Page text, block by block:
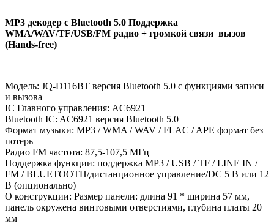
MP3 декодер с Bluetooth 5.0 Поддержка
WMA/WAV/TF/USB/FM радио + громкой связи вызов
(Hands-free)
Модель: JQ-D116BT версия Bluetooth 5.0 с функциями записи
и вызова
IC Главного управления: AC6921
Bluetooth IC: AC6921 версия Bluetooth 5.0
Формат музыки: MP3 / WMA / WAV / FLAC / APE формат без
потерь
Радио FM частота: 87,5-107,5 МГц
Поддержка функции: поддержка MP3 / USB / TF / LINE IN /
FM / BLUETOOTH/дистанционное управление/DC 5 В или 12
В (опционально)
О конструкции: Размер панели: длина 91 * ширина 57 мм,
панель окружена винтовыми отверстиями, глубина платы 20
мм